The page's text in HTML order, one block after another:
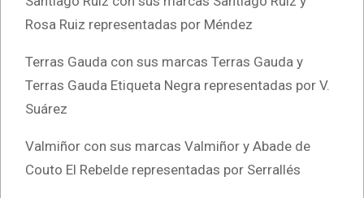
Rosa Ruiz representadas por Méndez
Terras Gauda con sus marcas Terras Gauda y
Terras Gauda Etiqueta Negra representadas por V.
Suárez
Valmiñor con sus marcas Valmiñor y Abade de
Couto El Rebelde representadas por Serrallés